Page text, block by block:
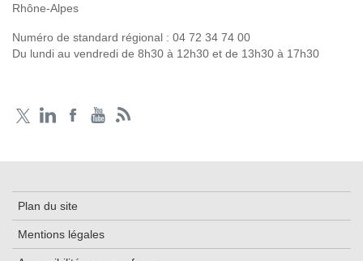
Rhône-Alpes
Numéro de standard régional : 04 72 34 74 00
Du lundi au vendredi de 8h30 à 12h30 et de 13h30 à 17h30
Plan du site
Mentions légales